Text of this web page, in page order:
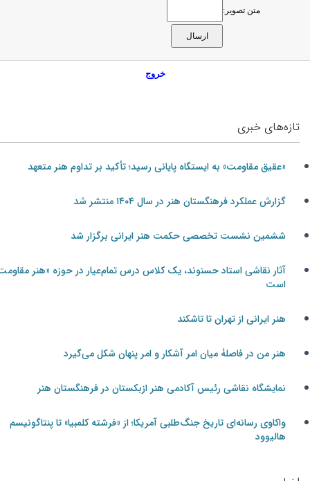
متن تصویر:
خروج
تازه‌های خبری
«عقیق مقاومت» به ایستگاه پایانی رسید؛ تأکید بر تداوم هنر متعهد
گزارش عملکرد فرهنگستان هنر در سال ۱۴۰۴ منتشر شد
ششمین نشست تخصصی حکمت هنر ایرانی برگزار شد
آثار نقاشی استاد حسنوند، یک کلاس درس تمام‌عیار در حوزه «هنر مقاومت»
است
هنر ایرانی از تهران تا تاشکند
هنر من در فاصلۀ میان امر آشکار و امر پنهان شکل می‌گیرد
نمایشگاه نقاشی رئیس آکادمی هنر ازبکستان در فرهنگستان هنر
واکاوی رسانه‌ای تاریخ جنگ‌طلبی آمریکا؛ از «فرشته کلمبیا» تا پنتاگونیسم
هالیوود